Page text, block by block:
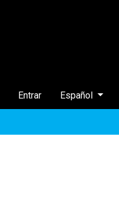
Entrar Cambiar el
Español